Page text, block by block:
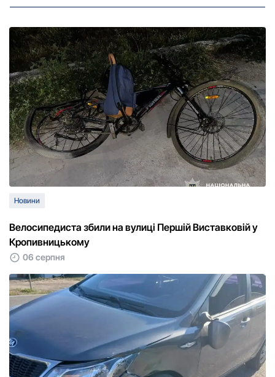
Новини
Велосипедиста збили на вулиці Першій Виставковій у
Кропивницькому
06 серпня